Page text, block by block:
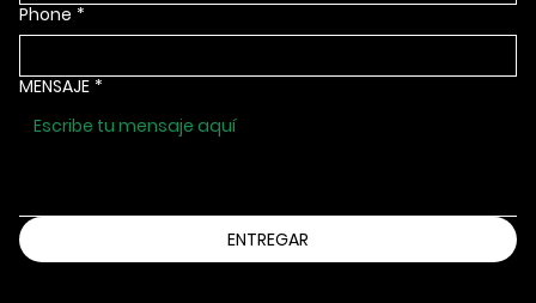
Phone *
MENSAJE *
ENTREGAR